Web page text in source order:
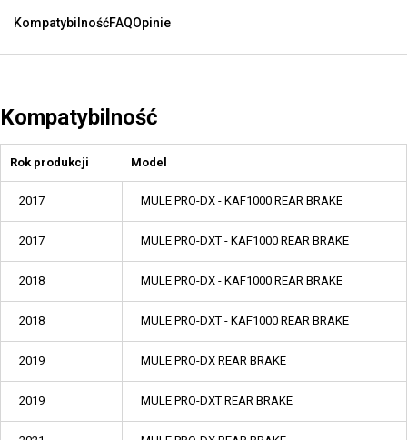
KompatybilnośćFAQOpinie
Kompatybilność
Rok produkcji Model
2017 MULE PRO-DX - KAF1000 REAR BRAKE
2017 MULE PRO-DXT - KAF1000 REAR BRAKE
2018 MULE PRO-DX - KAF1000 REAR BRAKE
2018 MULE PRO-DXT - KAF1000 REAR BRAKE
2019 MULE PRO-DX REAR BRAKE
2019 MULE PRO-DXT REAR BRAKE